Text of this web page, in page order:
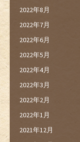
2022年8月
2022年7月
2022年6月
2022年5月
2022年4月
2022年3月
2022年2月
2022年1月
2021年12月